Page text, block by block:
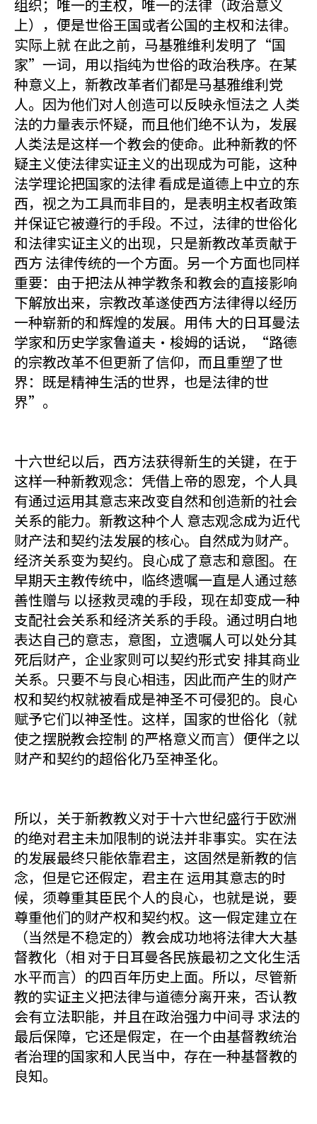
组织；唯一的主权，唯一的法律（政治意义
上），便是世俗王国或者公国的主权和法律。
实际上就 在此之前，马基雅维利发明了“国
家”一词，用以指纯为世俗的政治秩序。在某
种意义上，新教改革者们都是马基雅维利党
人。因为他们对人创造可以反映永恒法之 人类
法的力量表示怀疑，而且他们绝不认为，发展
人类法是这样一个教会的使命。此种新教的怀
疑主义使法律实证主义的出现成为可能，这种
法学理论把国家的法律 看成是道德上中立的东
西，视之为工具而非目的，是表明主权者政策
并保证它被遵行的手段。不过，法律的世俗化
和法律实证主义的出现，只是新教改革贡献于
西方 法律传统的一个方面。另一个方面也同样
重要：由于把法从神学教条和教会的直接影响
下解放出来，宗教改革遂使西方法律得以经历
一种崭新的和辉煌的发展。用伟 大的日耳曼法
学家和历史学家鲁道夫·梭姆的话说，“路德
的宗教改革不但更新了信仰，而且重塑了世
界：既是精神生活的世界，也是法律的世
界”。
十六世纪以后，西方法获得新生的关键，在于
这样一种新教观念：凭借上帝的恩宠，个人具
有通过运用其意志来改变自然和创造新的社会
关系的能力。新教这种个人 意志观念成为近代
财产法和契约法发展的核心。自然成为财产。
经济关系变为契约。良心成了意志和意图。在
早期天主教传统中，临终遗嘱一直是人通过慈
善性赠与 以拯救灵魂的手段，现在却变成一种
支配社会关系和经济关系的手段。通过明白地
表达自己的意志，意图，立遗嘱人可以处分其
死后财产，企业家则可以契约形式安 排其商业
关系。只要不与良心相违，因此而产生的财产
权和契约权就被看成是神圣不可侵犯的。良心
赋予它们以神圣性。这样，国家的世俗化（就
使之摆脱教会控制 的严格意义而言）便伴之以
财产和契约的超俗化乃至神圣化。
所以，关于新教教义对于十六世纪盛行于欧洲
的绝对君主未加限制的说法并非事实。实在法
的发展最终只能依靠君主，这固然是新教的信
念，但是它还假定，君主在 运用其意志的时
候，须尊重其臣民个人的良心，也就是说，要
尊重他们的财产权和契约权。这一假定建立在
（当然是不稳定的）教会成功地将法律大大基
督教化（相 对于日耳曼各民族最初之文化生活
水平而言）的四百年历史上面。所以，尽管新
教的实证主义把法律与道德分离开来，否认教
会有立法职能，并且在政治强力中间寻 求法的
最后保障，它还是假定，在一个由基督教统治
者治理的国家和人民当中，存在一种基督教的
良知。